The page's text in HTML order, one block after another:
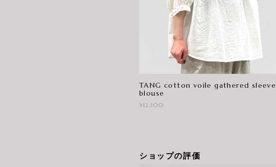
TANG cotton voile gathered sleeve
blouse
¥12,100
ショップの評価